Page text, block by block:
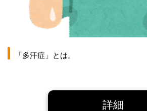
「多汗症」とは。
詳細